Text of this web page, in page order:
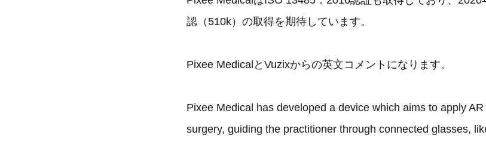
認（510k）の取得を期待しています。
Pixee MedicalとVuzixからの英文コメントになります。
Pixee Medical has developed a device which aims to apply
surgery, guiding the practitioner through connected glasses,